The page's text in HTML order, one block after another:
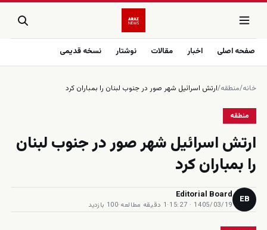
صفحه اصلی اخبار مقالات نوشتار نسخه قدیمی
خانه/منطقه/ارتش اسرائیل شهر صور در جنوب لبنان را بمباران کرد
منطقه
ارتش اسرائیل شهر صور در جنوب لبنان
را بمباران کرد
EB
Editorial Board
1405/03/19 · 15:27
·1 دقیقه مطالعه ·100 بازدید